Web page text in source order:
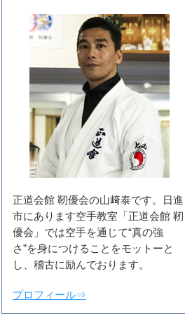
正道会館 靭優会の山﨑泰です。日進
市にあります空手教室「正道会館 靭
優会」では空手を通じて“真の強
さ”を身につけることをモットーと
し、稽古に励んでおります。
プロフィール⇒